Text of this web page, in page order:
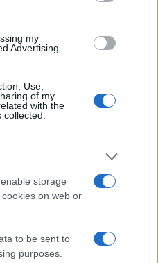
my
Advertising.
Use,
of my
with the
storage
on web or
to be sent to
purposes.